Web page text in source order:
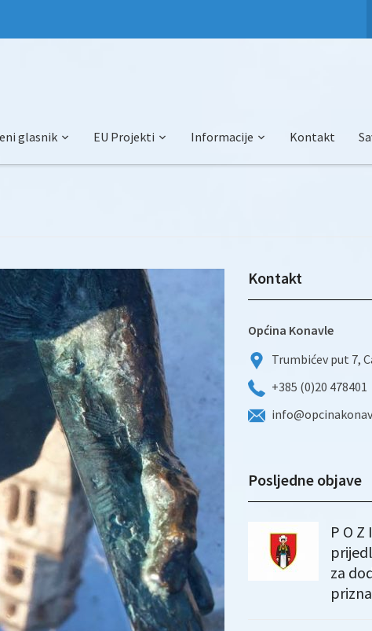
glasnik EU Projekti Informacije Kontakt
Kontakt
Općina Konavle
Trumbićev put 7,
+385 (0)20 478401
Posljedne objave
P O Z
za